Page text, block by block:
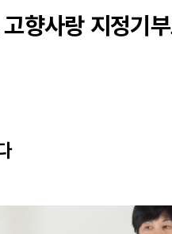
향사랑 지정기